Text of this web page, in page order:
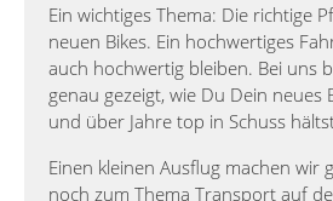
Ein wichtiges Thema: Die richtige
neuen Bikes. Ein hochwertiges
auch hochwertig bleiben. Bei uns
genau gezeigt, wie Du Dein neues
und über Jahre top in Schuss
Einen kleinen Ausflug machen wir
noch zum Thema Transport auf